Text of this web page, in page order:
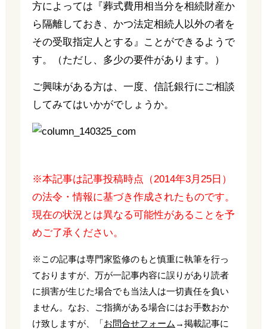
方によっては『葬式費用相当分を相続財産か
ら隔離しておき、かつ法定相続人以外の者を
その受取指定人とする』ことができるようで
す。（ただし、多少の要件があります。）
ご興味がある方は、一度、信託銀行にご相談
してみてはいかがでしょうか。
※本記事は記事投稿時点（2014年3月25日）
の法令・情報に基づき作成されたものです。
現在の状況とは異なる可能性があることを予
めご了承ください。
※この記事は専門家監修のもと慎重に執筆を行っ
ておりますが、万が一記事内容に誤りがあり読者
に損害が生じた場合でも当法人は一切責任を負い
ません。なお、ご指摘がある場合にはお手数おか
け致しますが、「お問合せフォーム →掲載記事に